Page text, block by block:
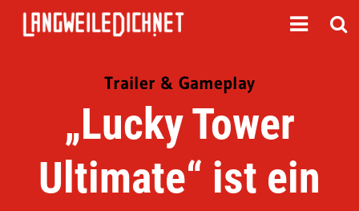
Trailer & Gameplay
„Lucky Tower
Ultimate“ ist ein